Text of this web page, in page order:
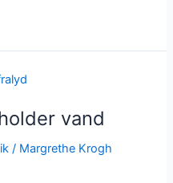
vand
/ Margrethe Krogh